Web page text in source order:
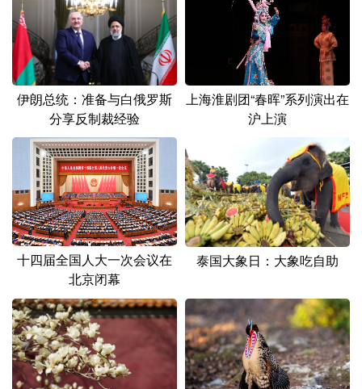
广东 广西
四川 贵州 云南 西藏
陕西 甘肃 青海 宁夏
新疆 内蒙古
多语种频道
English Español Français عربى
Русский язык 日本語 한국어
Deutsch Português
伊朗总统：准备与白俄罗斯
分享反制裁经验
上海淮剧团“春晖”系列演出在
沪上演
十四届全国人大一次会议在
北京闭幕
泰国大象日：大象吃自助